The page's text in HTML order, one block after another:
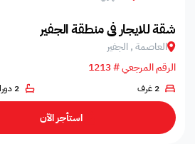
شقة للايجار في منطقة الجفير
العاصمة , الجفير
الرقم المرجعي # 1213
2 غرف 2 دورات مياه
استأجر الآن